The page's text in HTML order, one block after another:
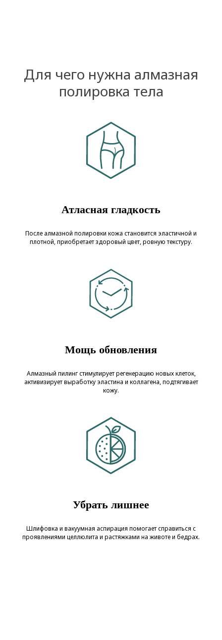
Для чего нужна алмазная
полировка тела
Атласная гладкость
После алмазной полировки кожа становится эластичной и
плотной, приобретает здоровый цвет, ровную текстуру.
Мощь обновления
Алмазный пилинг стимулирует регенерацию новых клеток,
активизирует выработку эластина и коллагена, подтягивает
кожу.
Убрать лишнее
Шлифовка и вакуумная аспирация помогает справиться с
проявлениями целлюлита и растяжками на животе и бедрах.